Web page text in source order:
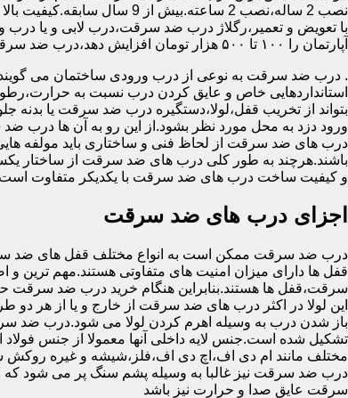
نصب 2 ساله،نصب 2
با تعویض و تعمیر،رگلاژ درب ضد سرقت،درب لابی و یا
آپارتمان را ۱۰۰ تا ۵۰۰ هزار تومان افزایش دهد،درب ضد سرقت چینی در کوهدشت،
. درب ضد سرقت به نوعی از درب ورودی ساختمان می گویند
استانداردهایی خاص و عایق کردن درب نسبت به
بتواند از تخریب قفل،لولا،دستگیره درب ضد سرقت یا بدنه
ورود دزد به محل مورد نظر بشود.از این رو به آن ها درب
درب های ضد سرقت از لحاظ فنی و ساختاری باید مولفه هایی را
باشند.هرچند به طور کلی درب های ضد سرقت از ساختار
و کیفیت ساخت درب های ضد سرقت با یکدیکر متفاوت
اجزای درب های ضد سرقت
درب ضد سرقت ممکن است به انواع مختلف قفل های ضد
قفل ها دارای میزان امنیت های متفاوتی هستند.مهم ترین و
سرقت،قفل ها هستند.بنابراین هنگام خرید درب ضد سرقت
این لولا در اکثر درب های ضد سرقت از خارج و یا از هر دو
باز شدن درب به وسیله اهرم کردن لولا می شود.درب ضد
تشکیل شده است.جنس لایه داخلی آنها معمولا از جنس
مختلف مانند ام دی اف،اچ دی اف،فلز،شیشه و غیره
درب ضد سرقت نیز غالبا به وسیله پشم سنگ پر می شود
سرقت عایق صدا و حرارت نیز باشد